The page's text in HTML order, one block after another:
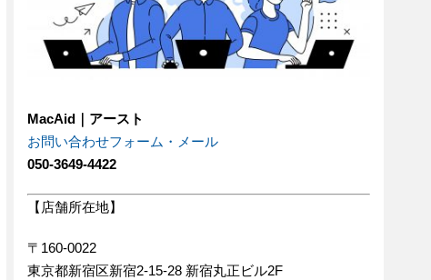
MacAid｜アースト
お問い合わせフォーム・メール
050-3649-4422
【店舗所在地】
〒160-0022
東京都新宿区新宿2-15-28 新宿丸正ビル2F